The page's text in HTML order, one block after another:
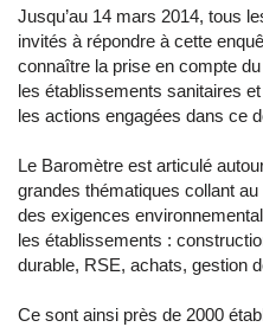
Jusqu’au 14 mars 2014, tous
invités à répondre à cette
connaître la prise en compte
les établissements sanitaires
les actions engagées dans ce
Le Baromètre est articulé
grandes thématiques collant
des exigences
les établissements :
durable, RSE, achats, gestion
Ce sont ainsi près de 2000